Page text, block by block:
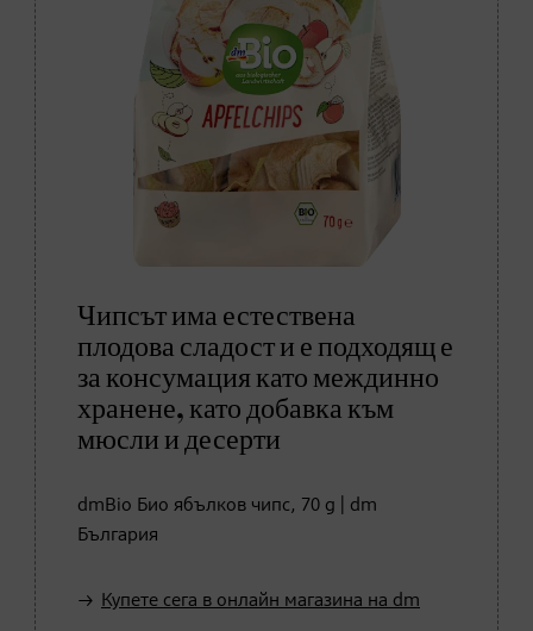
Чипсът има естествена
плодова сладост и е подходящ е
за консумация като междинно
хранене, като добавка към
мюсли и десерти
dmBio Био ябълков чипс, 70 g | dm
България
Купете сега в онлайн магазина на dm